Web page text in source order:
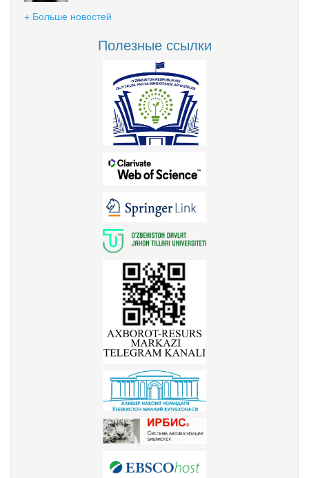
+ Больше новостей
Полезные ссылки